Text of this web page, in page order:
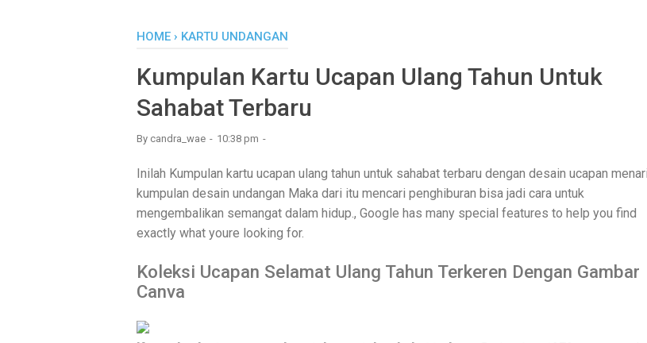
HOME › KARTU UNDANGAN
Kumpulan Kartu Ucapan Ulang Tahun Untuk
Sahabat Terbaru
By candra_wae 10:38 pm
Inilah Kumpulan kartu ucapan ulang tahun untuk sahabat terbaru dengan desain ucapan
kumpulan desain undangan Maka dari itu mencari penghiburan bisa jadi cara untuk
mengembalikan semangat dalam hidup., Google has many special features to help you find
exactly what youre looking for.
Koleksi Ucapan Selamat Ulang Tahun Terkeren Dengan Gambar
Canva